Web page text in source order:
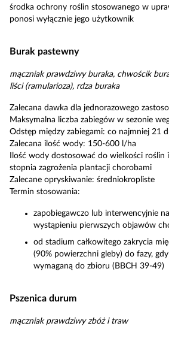
środka ochrony roślin stosowanego w
ponosi wyłącznie jego użytkownik
Burak pastewny
mączniak prawdziwy buraka, chwościk
liści (ramularioza), rdza buraka
Zalecana dawka dla jednorazowego
Maksymalna liczba zabiegów w sezonie
Odstęp między zabiegami: co najmniej 21
Zalecana ilość wody: 150-600 l/ha
Ilość wody dostosować do wielkości roślin
stopnia zagrożenia plantacji chorobami
Zalecane opryskiwanie: średniokropliste
Termin stosowania:
zapobiegawczo lub interwencyjnie
wystąpieniu pierwszych objawów
od stadium całkowitego zakrycia
(90% powierzchni gleby) do fazy,
wymaganą do zbioru (BBCH 39-49)
Pszenica durum
mączniak prawdziwy zbóż i traw